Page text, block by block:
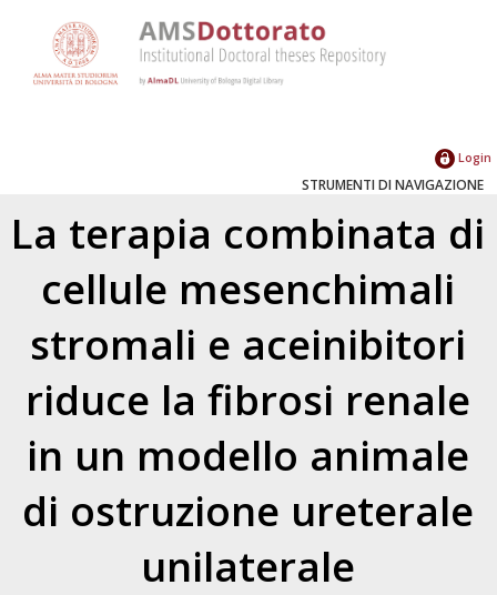
Login
STRUMENTI DI NAVIGAZIONE
La terapia combinata di
cellule mesenchimali
stromali e aceinibitori
riduce la fibrosi renale
in un modello animale
di ostruzione ureterale
unilaterale